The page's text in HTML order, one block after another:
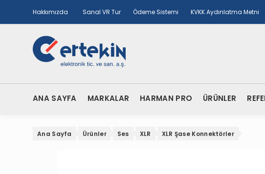
Hakkımızda Sanal VR Tur Ödeme Sistemi KVKK Aydınlatma Metni
ANA SAYFA MARKALAR HARMAN PRO ÜRÜNLER
Ana Sayfa Ürünler Ses XLR XLR Şase Konnektörler